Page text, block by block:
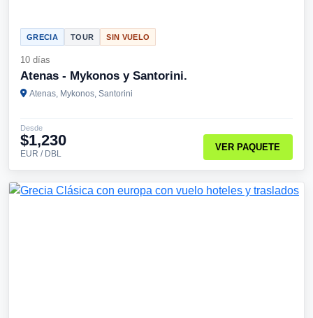
GRECIA TOUR SIN VUELO
10 días
Atenas - Mykonos y Santorini.
Atenas, Mykonos, Santorini
Desde
$1,230
EUR / DBL
VER PAQUETE